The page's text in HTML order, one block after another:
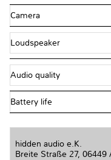
Camera
Loudspeaker
Audio quality
Battery life
hidden audio e.K.
Breite Straße 27, 06449